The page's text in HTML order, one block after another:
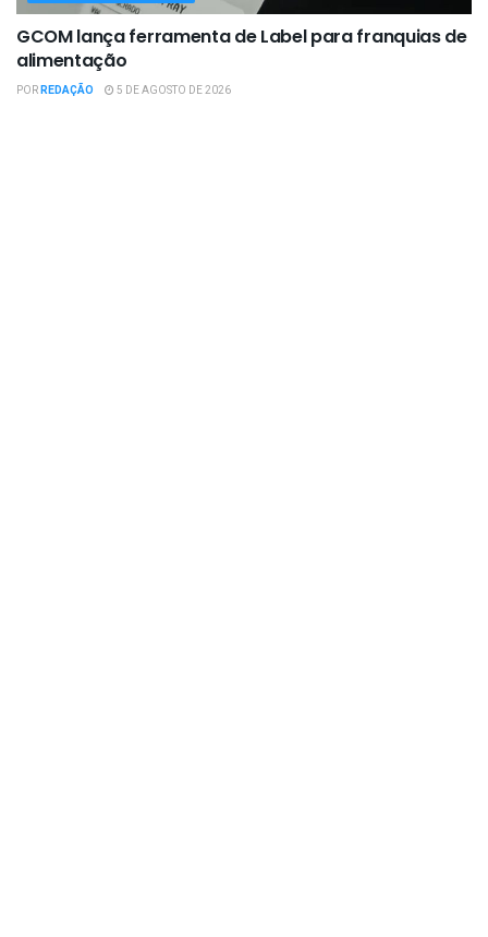
GCOM lança ferramenta de Label para franquias de
alimentação
PORREDAÇÃO 5 DE AGOSTO DE 2026